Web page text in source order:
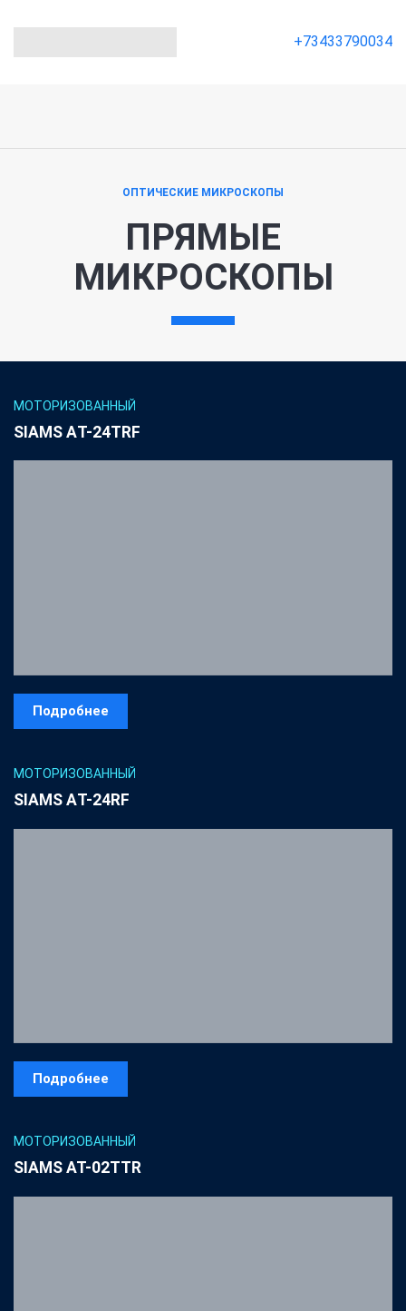
+73433790034
ОПТИЧЕСКИЕ МИКРОСКОПЫ
ПРЯМЫЕ
МИКРОСКОПЫ
МОТОРИЗОВАННЫЙ
SIAMS AТ-24TRF
Подробнее
МОТОРИЗОВАННЫЙ
SIAMS AТ-24RF
Подробнее
МОТОРИЗОВАННЫЙ
SIAMS AT-02ТTR